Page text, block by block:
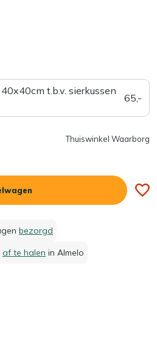
t.b.v. sierkussen
65,-
Thuiswinkel Waarborg
bezorgd
af te halen in Almelo